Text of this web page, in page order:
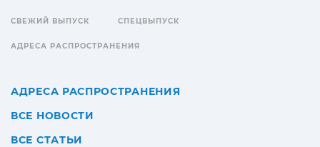
СВЕЖИЙ ВЫПУСК СПЕЦВЫПУСК
АДРЕСА РАСПРОСТРАНЕНИЯ
АДРЕСА РАСПРОСТРАНЕНИЯ
ВСЕ НОВОСТИ
ВСЕ СТАТЬИ